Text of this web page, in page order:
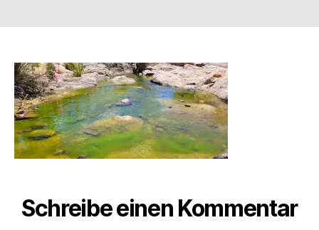
Schreibe einen Kommentar